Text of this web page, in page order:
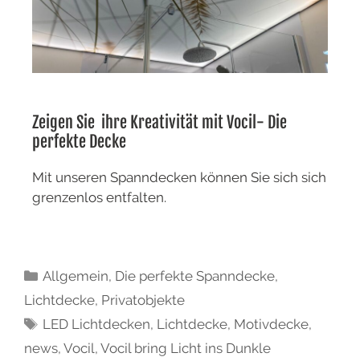
Zeigen Sie ihre Kreativität mit Vocil- Die
perfekte Decke
Mit unseren Spanndecken können Sie sich sich
grenzenlos entfalten.
Allgemein, Die perfekte Spanndecke,
Lichtdecke, Privatobjekte
LED Lichtdecken, Lichtdecke, Motivdecke,
news, Vocil, Vocil bring Licht ins Dunkle